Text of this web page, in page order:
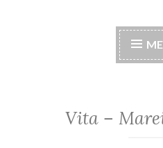
The
Vita –